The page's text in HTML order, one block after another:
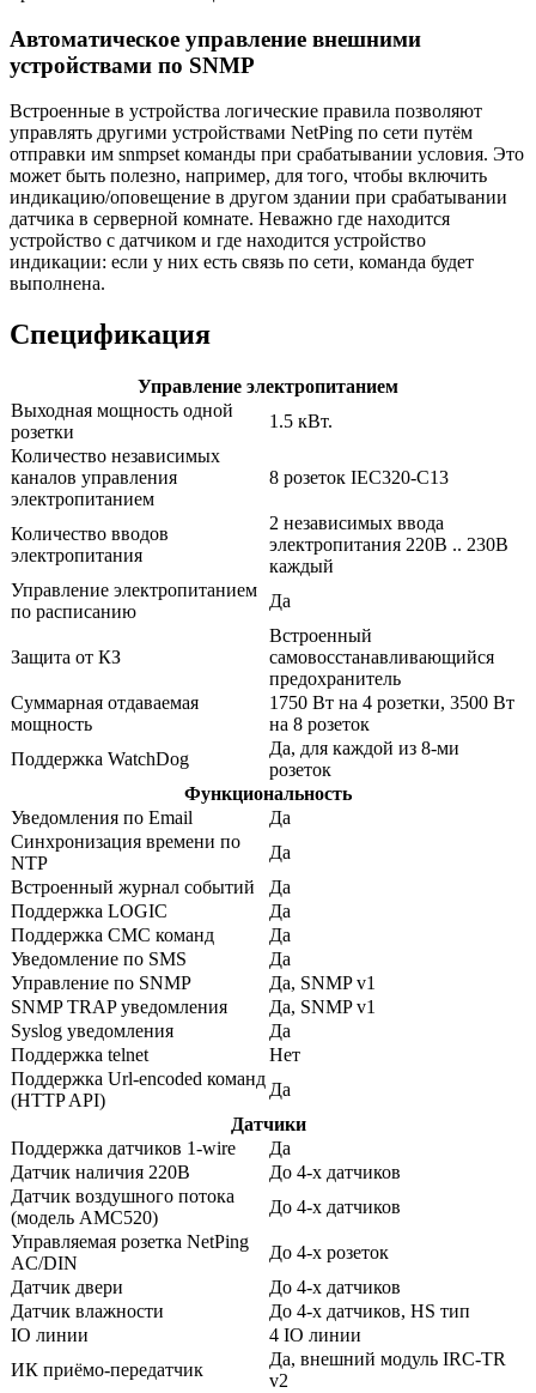
Автоматическое управление внешними
устройствами по SNMP
Встроенные в устройства логические правила позволяют
управлять другими устройствами NetPing по сети путём
отправки им snmpset команды при срабатывании условия. Это
может быть полезно, например, для того, чтобы включить
индикацию/оповещение в другом здании при срабатывании
датчика в серверной комнате. Неважно где находится
устройство с датчиком и где находится устройство
индикации: если у них есть связь по сети, команда будет
выполнена.
Спецификация
Управление электропитанием
Выходная мощность одной
розетки
1.5 кВт.
Количество независимых
каналов управления
электропитанием
8 розеток IEC320-C13
Количество вводов
электропитания
2 независимых ввода
электропитания 220В .. 230В
каждый
Управление электропитанием
по расписанию
Да
Защита от КЗ
Встроенный
самовосстанавливающийся
предохранитель
Суммарная отдаваемая
мощность
1750 Вт на 4 розетки, 3500 Вт
на 8 розеток
Поддержка WatchDog
Да, для каждой из 8-ми
розеток
Функциональность
Уведомления по Email
Да
Синхронизация времени по
NTP
Да
Встроенный журнал событий
Да
Поддержка LOGIC
Да
Поддержка СМС команд
Да
Уведомление по SMS
Да
Управление по SNMP
Да, SNMP v1
SNMP TRAP уведомления
Да, SNMP v1
Syslog уведомления
Да
Поддержка telnet
Нет
Поддержка Url-encoded команд
(HTTP API)
Да
Датчики
Поддержка датчиков 1-wire
Да
Датчик наличия 220В
До 4-х датчиков
Датчик воздушного потока
(модель АМС520)
До 4-х датчиков
Управляемая розетка NetPing
AC/DIN
До 4-х розеток
Датчик двери
До 4-х датчиков
Датчик влажности
До 4-х датчиков, HS тип
IO линии
4 IO линии
ИК приёмо-передатчик
Да, внешний модуль IRC-TR
v2